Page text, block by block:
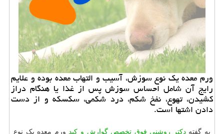
ورم معده یك نوع سوزش، آسیب و التهاب معده بوده و علایم
رایج آن شامل احساس سوزش پس از غذا یا هنگام دراز
كشیدن، تهوع، نفخ شكم، درد شكمی، سكسكه و از دست
دادن اشتها است.
به گفتهدکتر روشنی فوق تخصص گوارش و کبد ورم معده یک نوع